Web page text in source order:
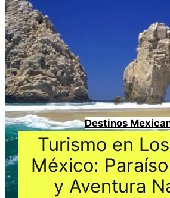
Destinos
Turismo en
México:
y Aventura